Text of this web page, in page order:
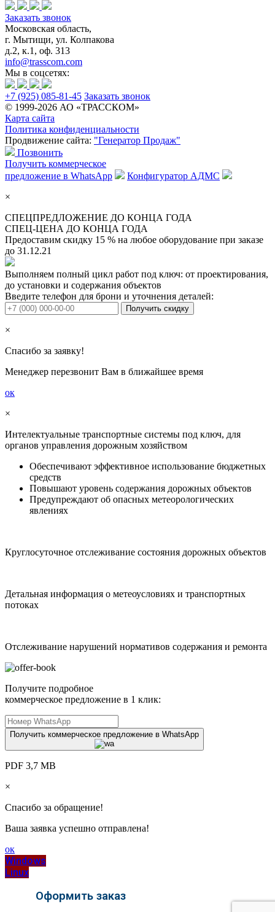
Заказать звонок
Московская область,
г. Мытищи, ул. Колпакова
д.2, к.1, оф. 313
info@trasscom.com
Мы в соцсетях:
+7 (925) 085-81-45 Заказать звонок
© 1999-2026 АО «ТРАССКОМ»
Карта сайта
Политика конфиденциальности
Продвижение сайта: "Генератор Продаж"
Позвонить
Получить коммерческое
предложение в WhatsApp
Конфигуратор АДМС
×
СПЕЦПРЕДЛОЖЕНИЕ ДО КОНЦА ГОДА
СПЕЦ-ЦЕНА ДО КОНЦА ГОДА
Предоставим скидку 15 % на любое оборудование при заказе
до 31.12.21
Выполняем полный цикл работ под ключ: от проектирования,
до установки и содержания объектов
Введите телефон для брони и уточнения деталей:
Получить скидку
×
Спасибо за заявку!
Менеджер перезвонит Вам в ближайшее время
ок
×
Интелектуальные транспортные системы под ключ, для
органов управления дорожным хозяйством
Обеспечивают эффективное использование бюджетных
средств
Повышают уровень содержания дорожных объектов
Предупреждают об опасных метеорологических
явлениях
Круглосуточное отслеживание состояния дорожных объектов
Детальная информация о метеоусловиях и транспортных
потоках
Отслеживание нарушений нормативов содержания и ремонта
Получите подробное
коммерческое предложение в 1 клик:
Получить коммерческое предложение в WhatsApp
PDF 3,7 MB
×
Спасибо за обращение!
Ваша заявка успешно отправлена!
ок
Windows
Linux
Оформить заказ